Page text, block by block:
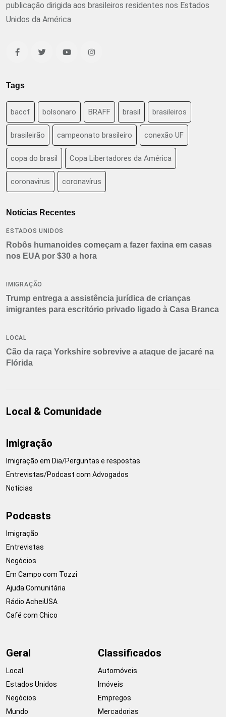
publicação dirigida aos brasileiros residentes nos Estados
Unidos da América
Tags
baccf bolsonaro BRAFF brasil brasileiros
brasileirão campeonato brasileiro conexão UF
copa do brasil Copa Libertadores da América
coronavirus coronavírus
Notícias Recentes
ESTADOS UNIDOS
Robôs humanoides começam a fazer faxina em casas
nos EUA por $30 a hora
IMIGRAÇÃO
Trump entrega a assistência jurídica de crianças
imigrantes para escritório privado ligado à Casa Branca
LOCAL
Cão da raça Yorkshire sobrevive a ataque de jacaré na
Flórida
Local & Comunidade
Imigração
Imigração em Dia/Perguntas e respostas
Entrevistas/Podcast com Advogados
Notícias
Podcasts
Imigração
Entrevistas
Negócios
Em Campo com Tozzi
Ajuda Comunitária
Rádio AcheiUSA
Café com Chico
Geral
Local
Estados Unidos
Negócios
Mundo
Classificados
Automóveis
Imóveis
Empregos
Mercadorias